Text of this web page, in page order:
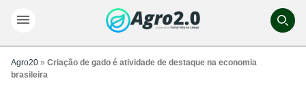
Agro20 » Criação de gado é atividade de destaque na economia
brasileira